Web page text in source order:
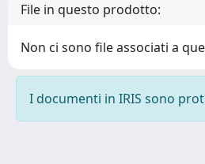
File in questo prodotto:
Non ci sono file associati a
I documenti in IRIS sono